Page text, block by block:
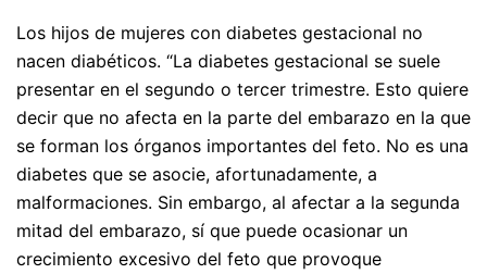
Los hijos de mujeres con diabetes gestacional no
nacen diabéticos. “La diabetes gestacional se suele
presentar en el segundo o tercer trimestre. Esto quiere
decir que no afecta en la parte del embarazo en la que
se forman los órganos importantes del feto. No es una
diabetes que se asocie, afortunadamente, a
malformaciones. Sin embargo, al afectar a la segunda
mitad del embarazo, sí que puede ocasionar un
crecimiento excesivo del feto que provoque